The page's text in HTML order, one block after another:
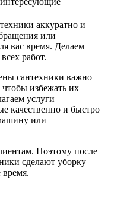
аккуратно и
или
вас время. Делаем
работ.
сантехники важно
чтобы избежать их
услуги
качественно и быстро
или
Поэтому после
сделают уборку